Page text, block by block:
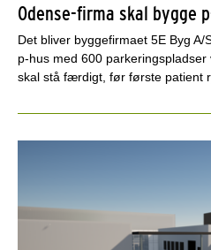
Odense-firma skal bygge
Det bliver byggefirmaet 5E Byg
p-hus med 600
skal stå færdigt, før første patient